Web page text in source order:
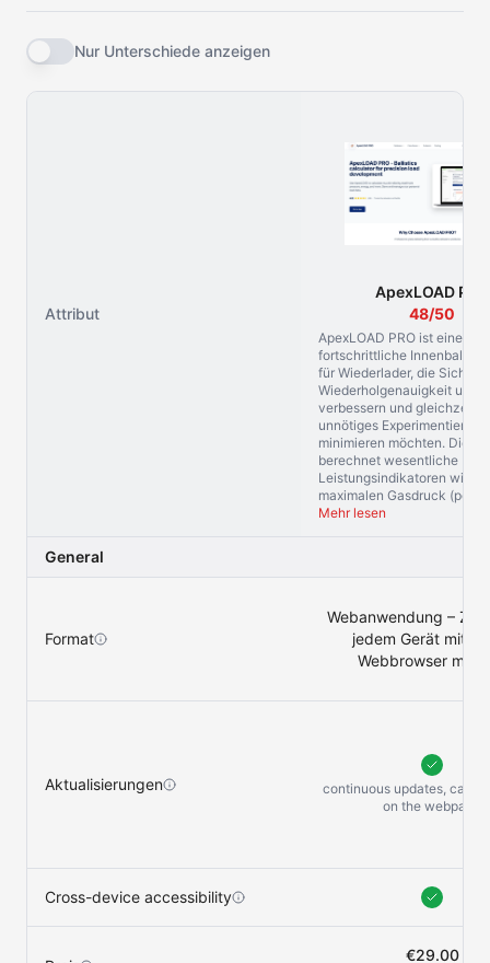
Nur Unterschiede anzeigen
Attribut
ApexLOAD PRO
48/50
ApexLOAD PRO ist eine
fortschrittliche
für Wiederlader, die
Wiederholgenauigkeit und
verbessern und gleichzeitig
unnötiges Experimentieren
minimieren möchten. Die
berechnet wesentliche
Leistungsindikatoren wie
maximalen Gasdruck (peak
Mehr lesen
General
Format
Webanwendung –
jedem Gerät mit
Webbrowser
Aktualisierungen
continuous updates, can
on the webpage
Cross-device accessibility
€29.00